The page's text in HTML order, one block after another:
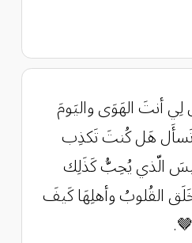
أنتَ الهَوَى واليَومَ
هَل كُنتَ تَكذِب
الّذي يُحِبُّ كَذَلِك
القُلوبُ وأهلِهَا كَيفَ